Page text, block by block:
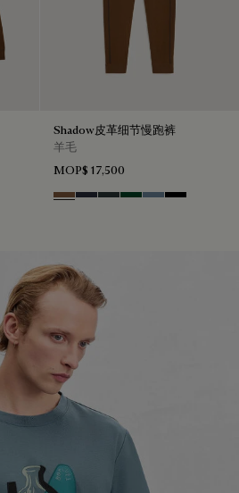
Shadow皮革细节慢跑裤
羊毛
MOP$ 17,500
Toffee Camel
NavyMidnight Grey
Fir Green
Dark Woad
Noir